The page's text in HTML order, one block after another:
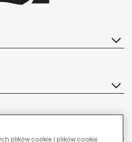
plików cookie i plików cookie